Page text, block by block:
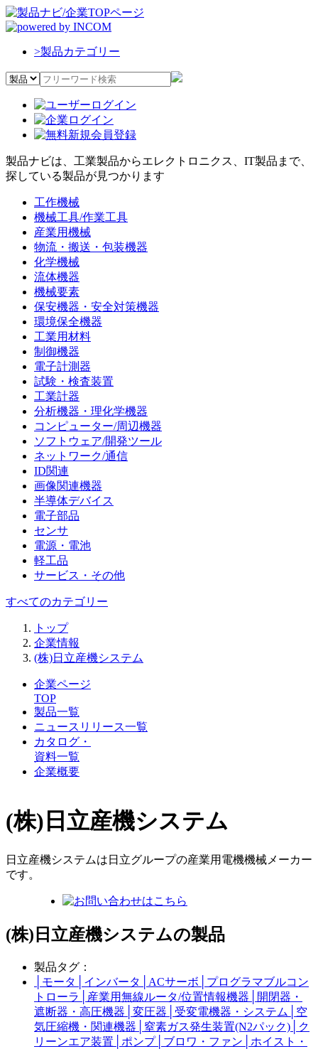
>製品カテゴリー
製品ナビは、工業製品からエレクトロニクス、IT製品まで、
探している製品が見つかります
工作機械
機械工具/作業工具
産業用機械
物流・搬送・包装機器
化学機械
流体機器
機械要素
保安機器・安全対策機器
環境保全機器
工業用材料
制御機器
電子計測器
試験・検査装置
工業計器
分析機器・理化学機器
コンピューター/周辺機器
ソフトウェア/開発ツール
ネットワーク/通信
ID関連
画像関連機器
半導体デバイス
電子部品
センサ
電源・電池
軽工品
サービス・その他
すべてのカテゴリー
トップ
企業情報
(株)日立産機システム
企業ページ
TOP
製品一覧
ニュースリリース一覧
カタログ・
資料一覧
企業概要
(株)日立産機システム
日立産機システムは日立グループの産業用電機機械メーカー
です。
(株)日立産機システムの製品
製品タグ：
モータ インバータ ACサーボ
プログラマブルコン
トローラ
産業用無線ルータ/位置情報機器
開閉器・
遮断器・高圧機器
変圧器 受変電機器・システム
空
気圧縮機・関連機器
窒素ガス発生装置(N2パック)
ク
リーンエア装置
ポンプ│ ブロワ・ファン
ホイスト・